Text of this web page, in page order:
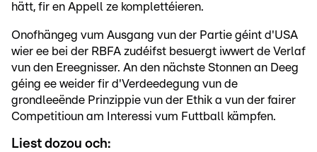
hätt, fir en Appell ze komplettéieren.
Onofhängeg vum Ausgang vun der Partie géint d'USA
wier ee bei der RBFA zudéifst besuergt iwwert de Verlaf
vun den Ereegnisser. An den nächste Stonnen an Deeg
géing ee weider fir d'Verdeedegung vun de
grondleeënde Prinzippie vun der Ethik a vun der fairer
Competitioun am Interessi vum Futtball kämpfen.
Liest dozou och: